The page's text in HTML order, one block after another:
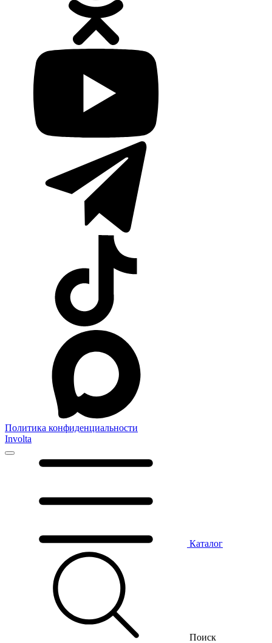
Политика конфиденциальности
Involta
Каталог
Поиск